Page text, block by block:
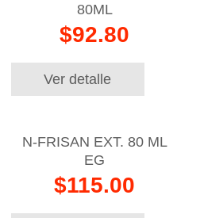
80ML
$92.80
Ver detalle
N-FRISAN EXT. 80 ML
EG
$115.00